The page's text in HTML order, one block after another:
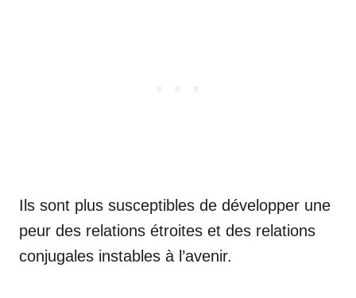
Ils sont plus susceptibles de développer une
peur des relations étroites et des relations
conjugales instables à l’avenir.